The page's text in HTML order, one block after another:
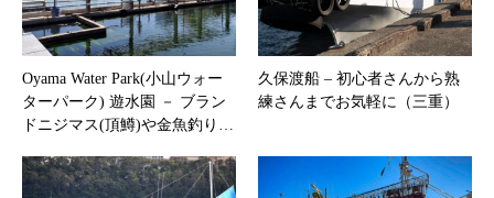
Oyama Water Park(小山ウォー
ターパーク) 遊水園 － ブラン
ドニジマス(頂鱒)や金魚釣り…
久保渡船 – 初心者さんから熟
練さんまでお気軽に（三重）